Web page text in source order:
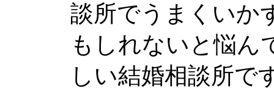
談所でうまくいか
もしれないと悩ん
しい結婚相談所で